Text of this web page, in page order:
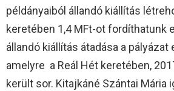
példányaiból állandó kiállítás
keretében 1,4 MFt-ot fordíthatunk
állandó kiállítás átadása a
amelyre a Reál Hét keretében,
került sor. Kitajkáné Szántai Mária